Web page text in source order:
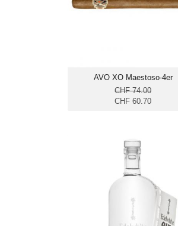
AVO XO Maestoso-4er
CHF 74.00
CHF 60.70